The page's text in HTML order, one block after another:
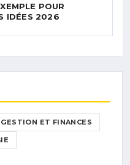
POUR
IDÉES 2026
GESTION ET FINANCES